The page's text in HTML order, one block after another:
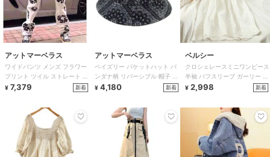
アットマーベラス
ワイドパンツ メンズ フラワー
プリント ツイル ストレート 白
パンツ ストリート
¥ 7,379 新着
アットマーベラス
ペイズリー バケットハット バ
ンダナ柄 リバーシブル 帽子 ユ
ニセックス
¥ 4,180 新着
ベルシー
クロシェレースミニワンピース
半袖 パフスリーブ ガーリー 韓
国ファッション
¥ 2,998 新着